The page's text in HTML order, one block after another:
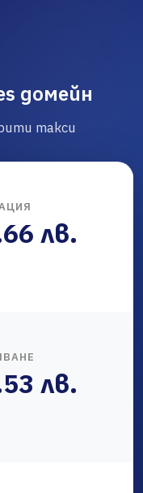
домейн
такси
лв.
лв.